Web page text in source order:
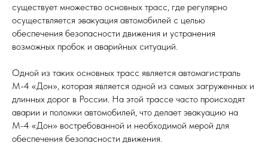
существует множество основных трасс, где регулярно
осуществляется эвакуация автомобилей с целью
обеспечения безопасности движения и устранения
возможных пробок и аварийных ситуаций.
Одной из таких основных трасс является автомагистраль
М-4 «Дон», которая является одной из самых загруженных и
длинных дорог в России. На этой трассе часто происходят
аварии и поломки автомобилей, что делает эвакуацию на
М-4 «Дон» востребованной и необходимой мерой для
обеспечения безопасности движения.